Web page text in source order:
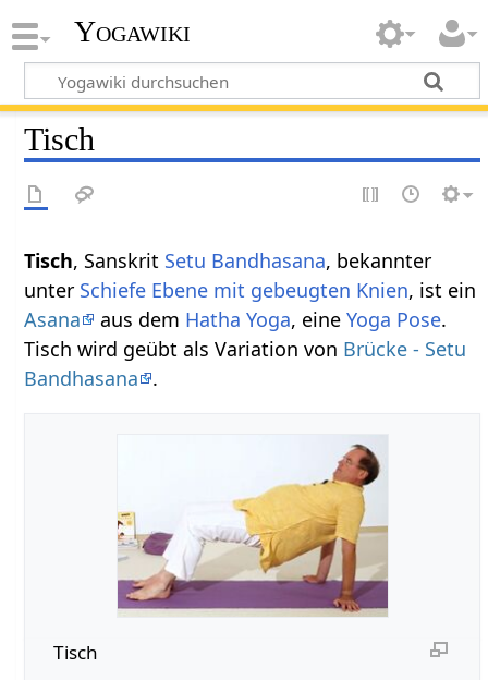
Yogawiki
Tisch
Tisch, Sanskrit Setu Bandhasana, bekannter
unter Schiefe Ebene mit gebeugten Knien, ist ein
Asana
aus dem Hatha Yoga, eineYoga Pose.
Tisch wird geübt als Variation von Brücke - Setu
Bandhasana
.
Tisch